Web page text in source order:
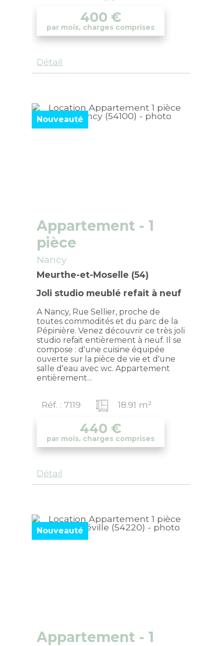
400 €
par mois, charges comprises
Détail
Nouveauté
Appartement - 1
pièce
Nancy
Meurthe-et-Moselle (54)
Joli studio meublé refait à neuf
A Nancy, Rue Sellier, proche de
toutes commodités et du parc de la
Pépinière. Venez découvrir ce très joli
studio refait entièrement à neuf. Il se
compose : d'une cuisine équipée
ouverte sur la pièce de vie et d'une
salle d'eau avec wc. Appartement
entièrement...
440 €
par mois, charges comprises
Réf. : 7119 18.91 m²
Détail
Nouveauté
Appartement - 1